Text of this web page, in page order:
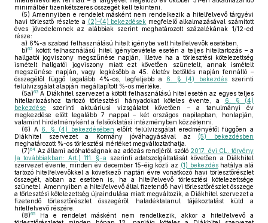
minimálbér tizenkétszeres összegét kell tekinteni.
(5) Amennyiben e rendelet másként nem rendelkezik a hitelfelvevő tárgyévi
havi törlesztő részlete a (2)–(4) bekezdések megfelelő alkalmazásával számított
éves jövedelemnek az alábbiak szerint meghatározott százalékának 1/12-ed
része:
a) 6%-a szabad felhasználású hitelt igénybe vett hitelfelvevők esetében,
b)62
kötött felhasználású hitel igénybevétele esetén a teljes hiteltartozás – a
hallgatói jogviszony megszűnése napján, illetve ha a törlesztési kötelezettség
ismételt hallgatói jogviszony miatt ezt követően szünetelt, annak ismételt
megszűnése napján, vagy legkésőbb a 45. életév betöltés napján fennálló –
összegétől függő legalább 4%-os, legfeljebb a 6. § (4) bekezdésszerinti
felülvizsgálat alapján megállapított %-os mértéke.
(5a)63 A Diákhitel szervezet a kötött felhasználású hitel esetén az egyes teljes
hiteltartozáshoz tartozó törlesztési hányadokat köteles évente, a
6. § (4)
bekezdése szerinti aktuáriusi vizsgálatot követően – a tanulmányi év
megkezdése előtt legalább 7 nappal – két országos napilapban, honlapján,
valamint hirdetményként a felsőoktatási intézményben közzétenni.
(6) A 6. § (4) bekezdésében előírt felülvizsgálat eredményétől függően a
Diákhitel szervezet a Kormány jóváhagyásával az (5) bekezdésben
meghatározott %-os törlesztési mértéket megváltoztathatja.
(7)64 Az állami adóhatóságnak az adózás rendjéről szóló 2017. évi CL. törvény
(a továbbiakban: Art.) 111. §-a
szerinti adatszolgáltatását követően a Diákhitel
szervezet évente, minden év december 15-éig közli az (1) bekezdéshatálya alá
tartozó hitelfelvevőkkel a következő naptári évre vonatkozó havi törlesztőrészlet
összegét, abban az esetben is, ha a hitelfelvevő törlesztési kötelezettsége
szünetel. Amennyiben a hitelfelvevő által fizetendő havi törlesztőrészlet összege
a törlesztési kötelezettség újraindulása miatt megváltozik, a Diákhitel szervezet a
fizetendő törlesztőrészlet összegéről haladéktalanul tájékoztatást küld a
hitelfelvevő részére.
(8)65
Ha e rendelet másként nem rendelkezik, akkor a hitelfelvevő a